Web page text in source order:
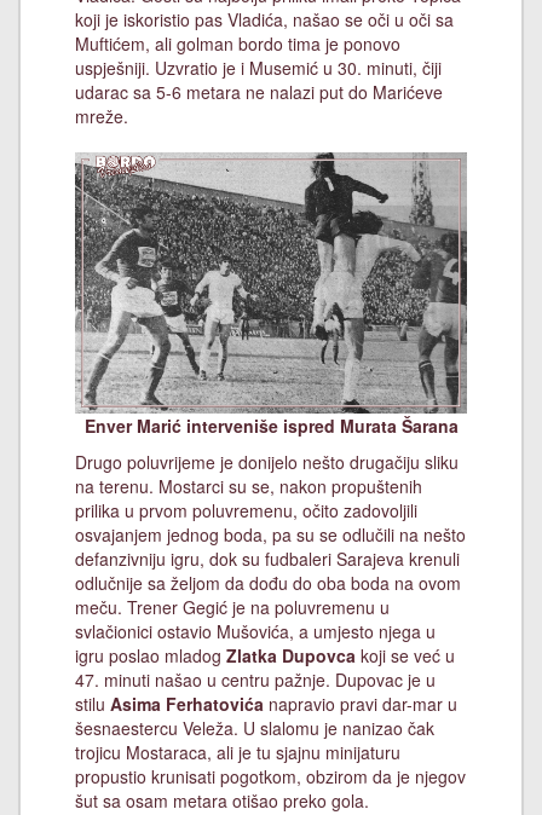
koji je iskoristio pas Vladića, našao se oči u oči sa
Muftićem, ali golman bordo tima je ponovo
uspješniji. Uzvratio je i Musemić u 30. minuti, čiji
udarac sa 5-6 metara ne nalazi put do Marićeve
mreže.
Enver Marić interveniše ispred Murata Šarana
Drugo poluvrijeme je donijelo nešto drugačiju sliku
na terenu. Mostarci su se, nakon propuštenih
prilika u prvom poluvremenu, očito zadovoljili
osvajanjem jednog boda, pa su se odlučili na nešto
defanzivniju igru, dok su fudbaleri Sarajeva krenuli
odlučnije sa željom da dođu do oba boda na ovom
meču. Trener Gegić je na poluvremenu u
svlačionici ostavio Mušovića, a umjesto njega u
igru poslao mladog Zlatka Dupovca koji se već u
47. minuti našao u centru pažnje. Dupovac je u
stilu Asima Ferhatovića napravio pravi dar-mar u
šesnaestercu Veleža. U slalomu je nanizao čak
trojicu Mostaraca, ali je tu sjajnu minijaturu
propustio krunisati pogotkom, obzirom da je njegov
šut sa osam metara otišao preko gola.